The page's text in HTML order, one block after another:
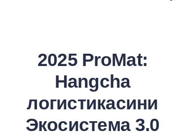
2025 ProMat:
Hangcha
логистикасини
Экосистема 3.0
Yangiliklar